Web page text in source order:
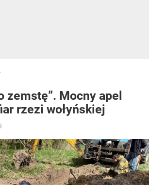
zemstę”. Mocny apel
rzezi wołyńskiej